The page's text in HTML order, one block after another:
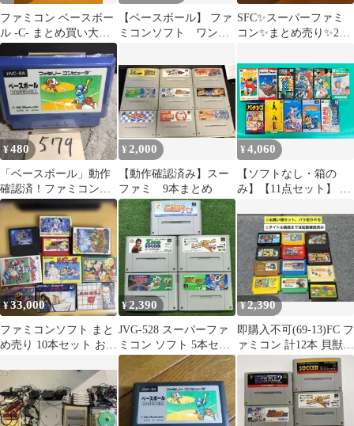
ファミコン ベースボー
ル -C- まとめ買い大歓
迎
【ベースボール】 ファ
ミコンソフト ワンオ
SFC✨スーパーファミ
コン✨まとめ売り✨20
ト
¥480
「ベースボール」動作
確認済！ファミコンソ
フト
¥ 2,000
【動作確認済み】スー
ファミ 9本まとめ
¥4,060
【ソフトなし・箱の
み】【11点セット】 ス
エイトアワーズ F1コン
ストラクター推奨 ヒュ
ーマングランプリ2 バ
トルロボット烈伝 スー
パー3Dベースボール 実
況ワールドサッカー パ
チンコウォーズII 真・
麻雀 ヒューマンベース
ボール など
¥33,000
ファミコンソフト まと
め売り 10本セット おま
¥2,390
JVG-528 スーパーファ
ミコン ソフト 5本セッ
ト
¥2,390
即購入不可(69-13)FC フ
ァミコン 計12本 貝獣物